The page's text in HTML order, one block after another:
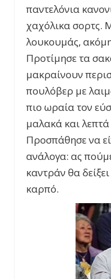
παντελόνια
χαχόλικα σορτς.
λουκουμάς, ακόμη
Προτίμησε τα
μακραίνουν
πουλόβερ με
πιο ωραία τον
μαλακά και
Προσπάθησε να
ανάλογα: ας
καντράν θα
καρπό.